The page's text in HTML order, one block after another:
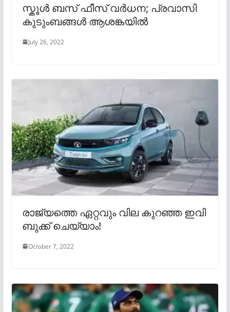
സ്കൂൾ ബസ് ഫീസ് വർധന; പ്രവാസി
കുടുംബങ്ങൾ ആശങ്കയിൽ
July 26, 2022
രാജ്യത്തെ ഏറ്റവും വില കുറഞ്ഞ ഇവി
ബുക്ക് ചെയ്യാം!
October 7, 2022